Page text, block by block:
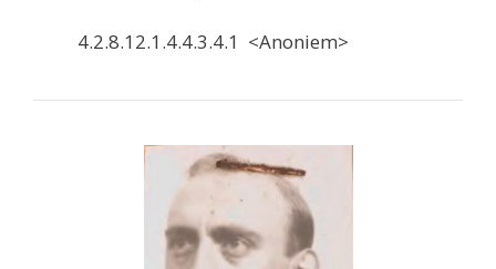
4.2.8.12.1.4.4.3.4.1 <Anoniem>